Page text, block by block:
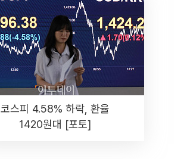
코스피 4.58% 하락, 환율
1420원대 [포토]